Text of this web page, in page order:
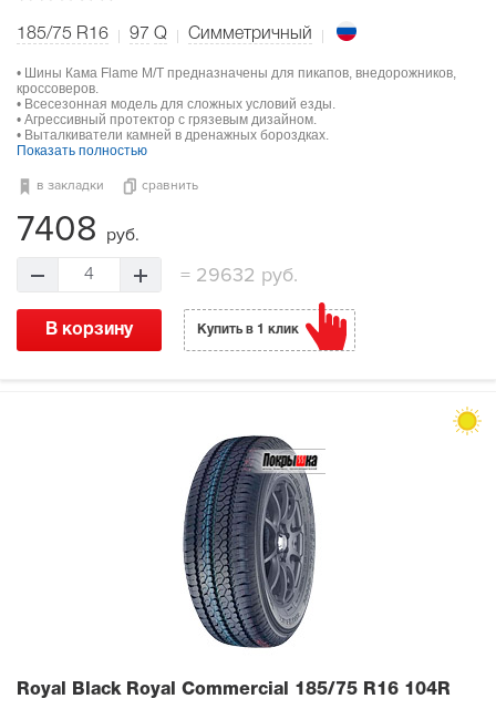
185/75 R16 97 Q Симметричный
• Шины Кама Flame M/T предназначены для пикапов, внедорожников,
кроссоверов.
• Всесезонная модель для сложных условий езды.
• Агрессивный протектор с грязевым дизайном.
• Выталкиватели камней в дренажных бороздках.
Показать полностью
в закладки сравнить
7408 руб.
4 =29632 руб.
В корзину Купить в 1 клик
Royal Black Royal Commercial 185/75 R16 104R